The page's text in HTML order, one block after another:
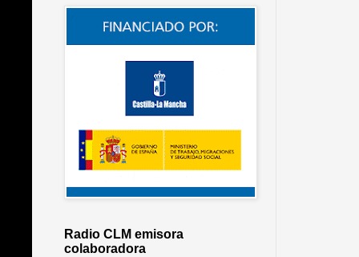
Radio CLM emisora
colaboradora